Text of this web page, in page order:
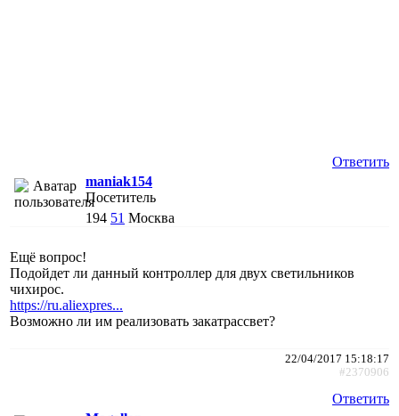
Ответить
maniak154
Посетитель
194 51 Москва
Ещё вопрос!
Подойдет ли данный контроллер для двух светильников
чихирос.
https://ru.aliexpres...
Возможно ли им реализовать закатрассвет?
22/04/2017 15:18:17
#2370906
Ответить